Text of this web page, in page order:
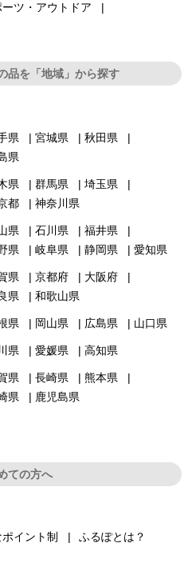
ーツ・アウトドア
品を「地域」から探す
県 宮城県
秋田県
県
県 群馬県
埼玉県
都 神奈川県
県 石川県
福井県
県 岐阜県 静岡県 愛知県
県 京都府
大阪府
県 和歌山県
県 岡山県 広島県 山口県
県 愛媛県 高知県
県 長崎県
熊本県
県 鹿児島県
ての方へ
イント制 ふるぽとは？